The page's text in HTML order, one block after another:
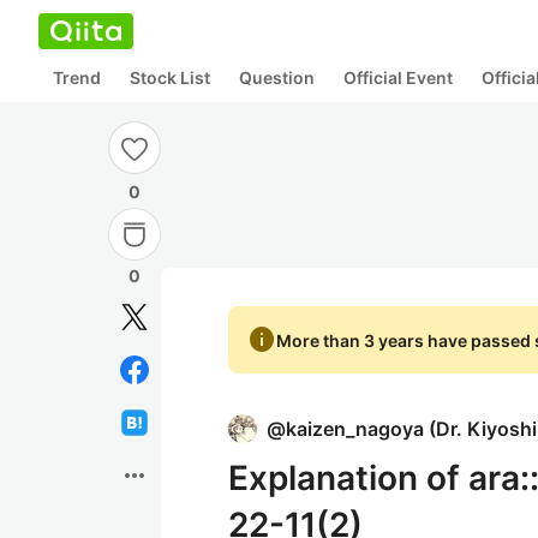
Trend Stock List Question Official Event
0
0
more_horiz
infoMore than 3 years have passed
@kaizen_nagoya (Dr.
Explanation of
22-11(2)